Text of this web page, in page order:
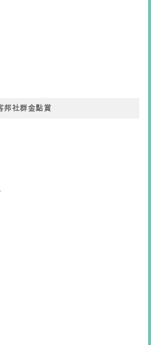
邦社群金點賞